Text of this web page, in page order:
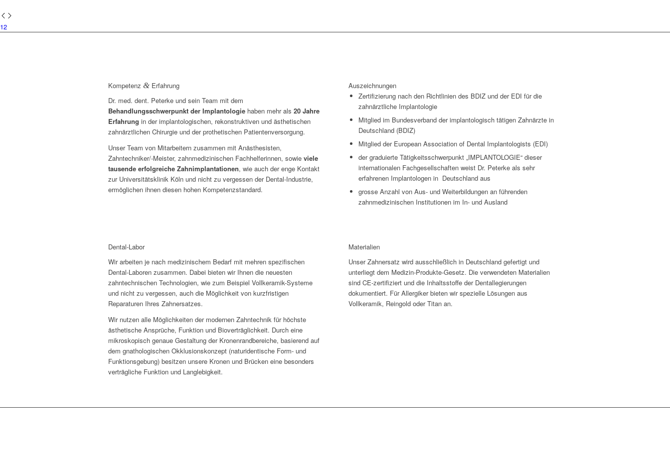
12
Kompetenz & Erfahrung
Dr. med. dent. Peterke und sein Team mit dem
Behandlungsschwerpunkt der Implantologie haben mehr als 20 Jahre
Erfahrung in der implantologischen, rekonstruktiven und ästhetischen
zahnärztlichen Chirurgie und der prothetischen Patientenversorgung.
Unser Team von Mitarbeitern zusammen mit Anästhesisten,
Zahntechniker/-Meister, zahnmedizinischen Fachhelferinnen, sowie viele
tausende erfolgreiche Zahnimplantationen, wie auch der enge Kontakt
zur Universitätsklinik Köln und nicht zu vergessen der Dental-Industrie,
ermöglichen ihnen diesen hohen Kompetenzstandard.
Auszeichnungen
Zertifizierung nach den Richtlinien des BDIZ und der EDI für die
zahnärztliche Implantologie
Mitglied im Bundesverband der implantologisch tätigen Zahnärzte in
Deutschland (BDIZ)
Mitglied der European Association of Dental Implantologists (EDI)
der graduierte Tätigkeitsschwerpunkt „IMPLANTOLOGIE“ dieser
internationalen Fachgesellschaften weist Dr. Peterke als sehr
erfahrenen Implantologen in Deutschland aus
grosse Anzahl von Aus- und Weiterbildungen an führenden
zahnmedizinischen Institutionen im In- und Ausland
Dental-Labor
Wir arbeiten je nach medizinischem Bedarf mit mehren spezifischen
Dental-Laboren zusammen. Dabei bieten wir Ihnen die neuesten
zahntechnischen Technologien, wie zum Beispiel Vollkeramik-Systeme
und nicht zu vergessen, auch die Möglichkeit von kurzfristigen
Reparaturen Ihres Zahnersatzes.
Wir nutzen alle Möglichkeiten der modernen Zahntechnik für höchste
ästhetische Ansprüche, Funktion und Bioverträglichkeit. Durch eine
mikroskopisch genaue Gestaltung der Kronenrandbereiche, basierend auf
dem gnathologischen Okklusionskonzept (naturidentische Form- und
Funktionsgebung) besitzen unsere Kronen und Brücken eine besonders
verträgliche Funktion und Langlebigkeit.
Materialien
Unser Zahnersatz wird ausschließlich in Deutschland gefertigt und
unterliegt dem Medizin-Produkte-Gesetz. Die verwendeten Materialien
sind CE-zertifiziert und die Inhaltsstoffe der Dentallegierungen
dokumentiert. Für Allergiker bieten wir spezielle Lösungen aus
Vollkeramik, Reingold oder Titan an.